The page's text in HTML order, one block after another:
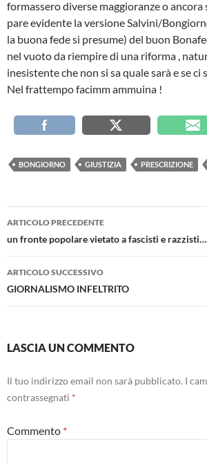
formassero diverse maggioranze o ancora
pare evidente la versione Salvini/
la buona fede si presume) del buon
nel vuoto da riempire di una riforma ,
inesistente che non si sa quale sarà e se ci
Nel frattempo facimm ammuina !
BONGIORNO GIUSTIZIA PRESCRIZIONE
Navigazione
articolo
ARTICOLO PRECEDENTE
un fronte popolare vietato a fascisti e
ARTICOLO SUCCESSIVO
GIORNALISMO INFELTRITO
LASCIA UN COMMENTO
Il tuo indirizzo email non sarà pubblicato. I
contrassegnati *
Commento *